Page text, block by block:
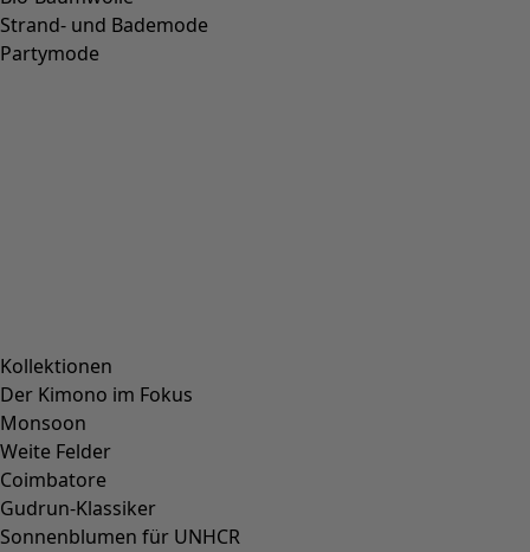
Strand- und Bademode
Partymode
Kollektionen
Der Kimono im Fokus
Monsoon
Weite Felder
Coimbatore
Gudrun-Klassiker
Sonnenblumen für UNHCR